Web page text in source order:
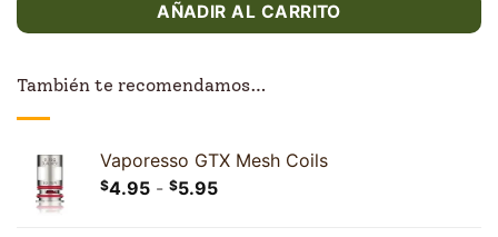
AÑADIR AL CARRITO
También te recomendamos…
Vaporesso GTX Mesh Coils
$4.95 - $5.95Rango